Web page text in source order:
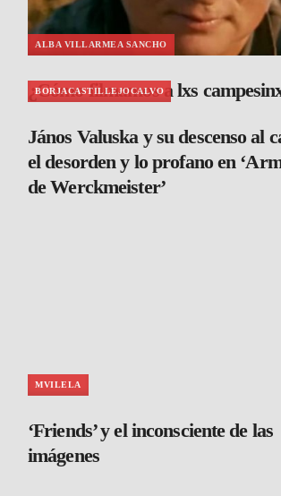
ALBA VILLARMEA SANCHO
¿Cómo filmamos a lxs
BORJACASTILLEJOCALVO
János Valuska y su descenso al
el desorden y lo profano en
de Werckmeister’
MVILELA
‘Friends’ y el inconsciente de las
imágenes